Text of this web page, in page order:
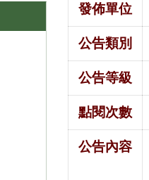
發佈單位
公告類別
公告等級
點閱次數
公告內容